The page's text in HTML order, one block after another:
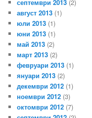
септември 2013 (2)
август 2013 (1)
юли 2013 (1)
юни 2013 (1)
май 2013 (2)
март 2013 (2)
февруари 2013 (1)
януари 2013 (2)
декември 2012 (1)
ноември 2012 (3)
октомври 2012 (7)